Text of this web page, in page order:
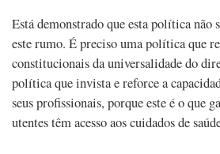
Está demonstrado que esta política não
este rumo. É preciso uma política que
constitucionais da universalidade do
política que invista e reforce a
seus profissionais, porque este é o que
utentes têm acesso aos cuidados de